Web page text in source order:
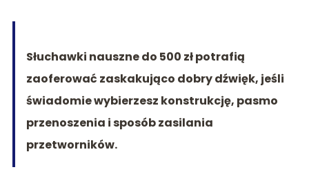
Słuchawki nauszne do 500 zł potrafią
zaoferować zaskakująco dobry dźwięk, jeśli
świadomie wybierzesz konstrukcję, pasmo
przenoszenia i sposób zasilania
przetworników.